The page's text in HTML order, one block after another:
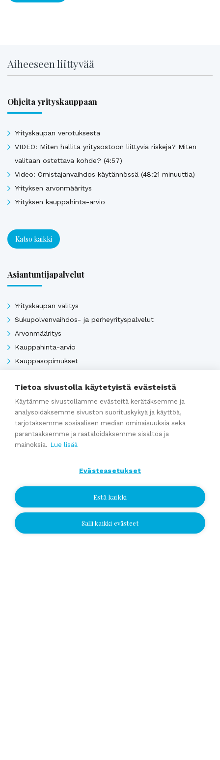
Aiheeseen liittyvää
Ohjeita yrityskauppaan
Yrityskaupan verotuksesta
VIDEO: Miten hallita yritysostoon liittyviä riskejä? Miten
valitaan ostettava kohde? (4:57)
Video: Omistajanvaihdos käytännössä (48:21 minuuttia)
Yrityksen arvonmääritys
Yrityksen kauppahinta-arvio
Katso kaikki
Asiantuntijapalvelut
Yrityskaupan välitys
Sukupolvenvaihdos- ja perheyrityspalvelut
Arvonmääritys
Kauppahinta-arvio
Kauppasopimukset
Katso kaikki
Ajankohtaista
Kumppaniblogi: Avio-oikeus ja omistajanvaihdos
Yrityskauppablogi: Miksi käyttää yritysvälittäjää
yrityskaupassa?
Yrityskauppablogi: Yritysvälittäjän työ kulissien takana
Jätä yhteydenottopyyntö
Tietoa sivustolla käytetyistä evästeistä
Käytämme sivustollamme evästeitä kerätäksemme ja
analysoidaksemme sivuston suorituskykyä ja käyttöä,
tarjotaksemme sosiaalisen median ominaisuuksia sekä
parantaaksemme ja räätälöidäksemme sisältöä ja
mainoksia. Lue lisää
Evästeasetukset
Estä kaikki
Salli kaikki evästeet